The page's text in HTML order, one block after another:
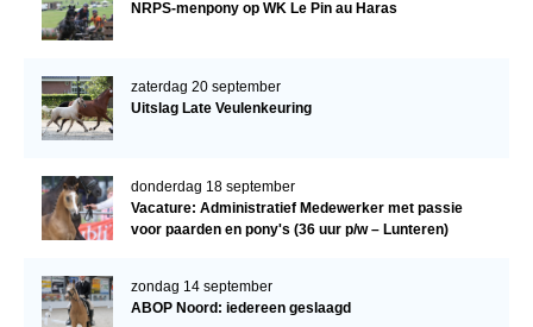
NRPS-menpony op WK Le Pin au Haras
zaterdag 20 september
Uitslag Late Veulenkeuring
donderdag 18 september
Vacature: Administratief Medewerker met passie
voor paarden en pony's (36 uur p/w – Lunteren)
zondag 14 september
ABOP Noord: iedereen geslaagd